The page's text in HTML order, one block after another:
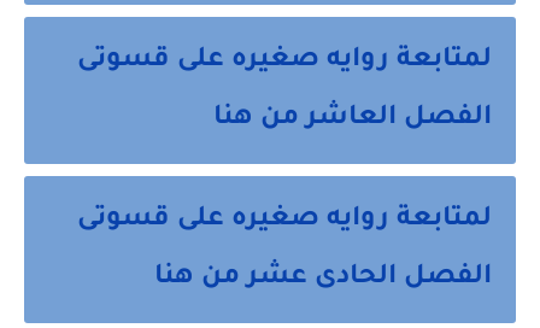
لمتابعة روايه صغيره على قسوتى
الفصل العاشر من هنا
لمتابعة روايه صغيره على قسوتى
الفصل الحادى عشر من هنا